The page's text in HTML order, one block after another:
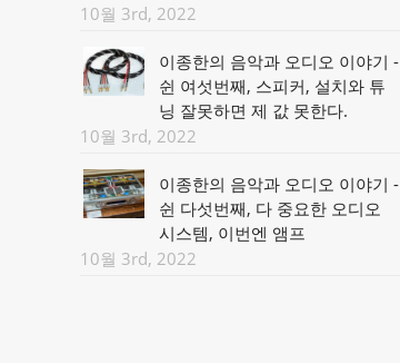
10월 3rd, 2022
이종한의 음악과 오디오 이야기 -
쉰 여섯번째, 스피커, 설치와 튜
닝 잘못하면 제 값 못한다.
10월 3rd, 2022
이종한의 음악과 오디오 이야기 -
쉰 다섯번째, 다 중요한 오디오
시스템, 이번엔 앰프
10월 3rd, 2022